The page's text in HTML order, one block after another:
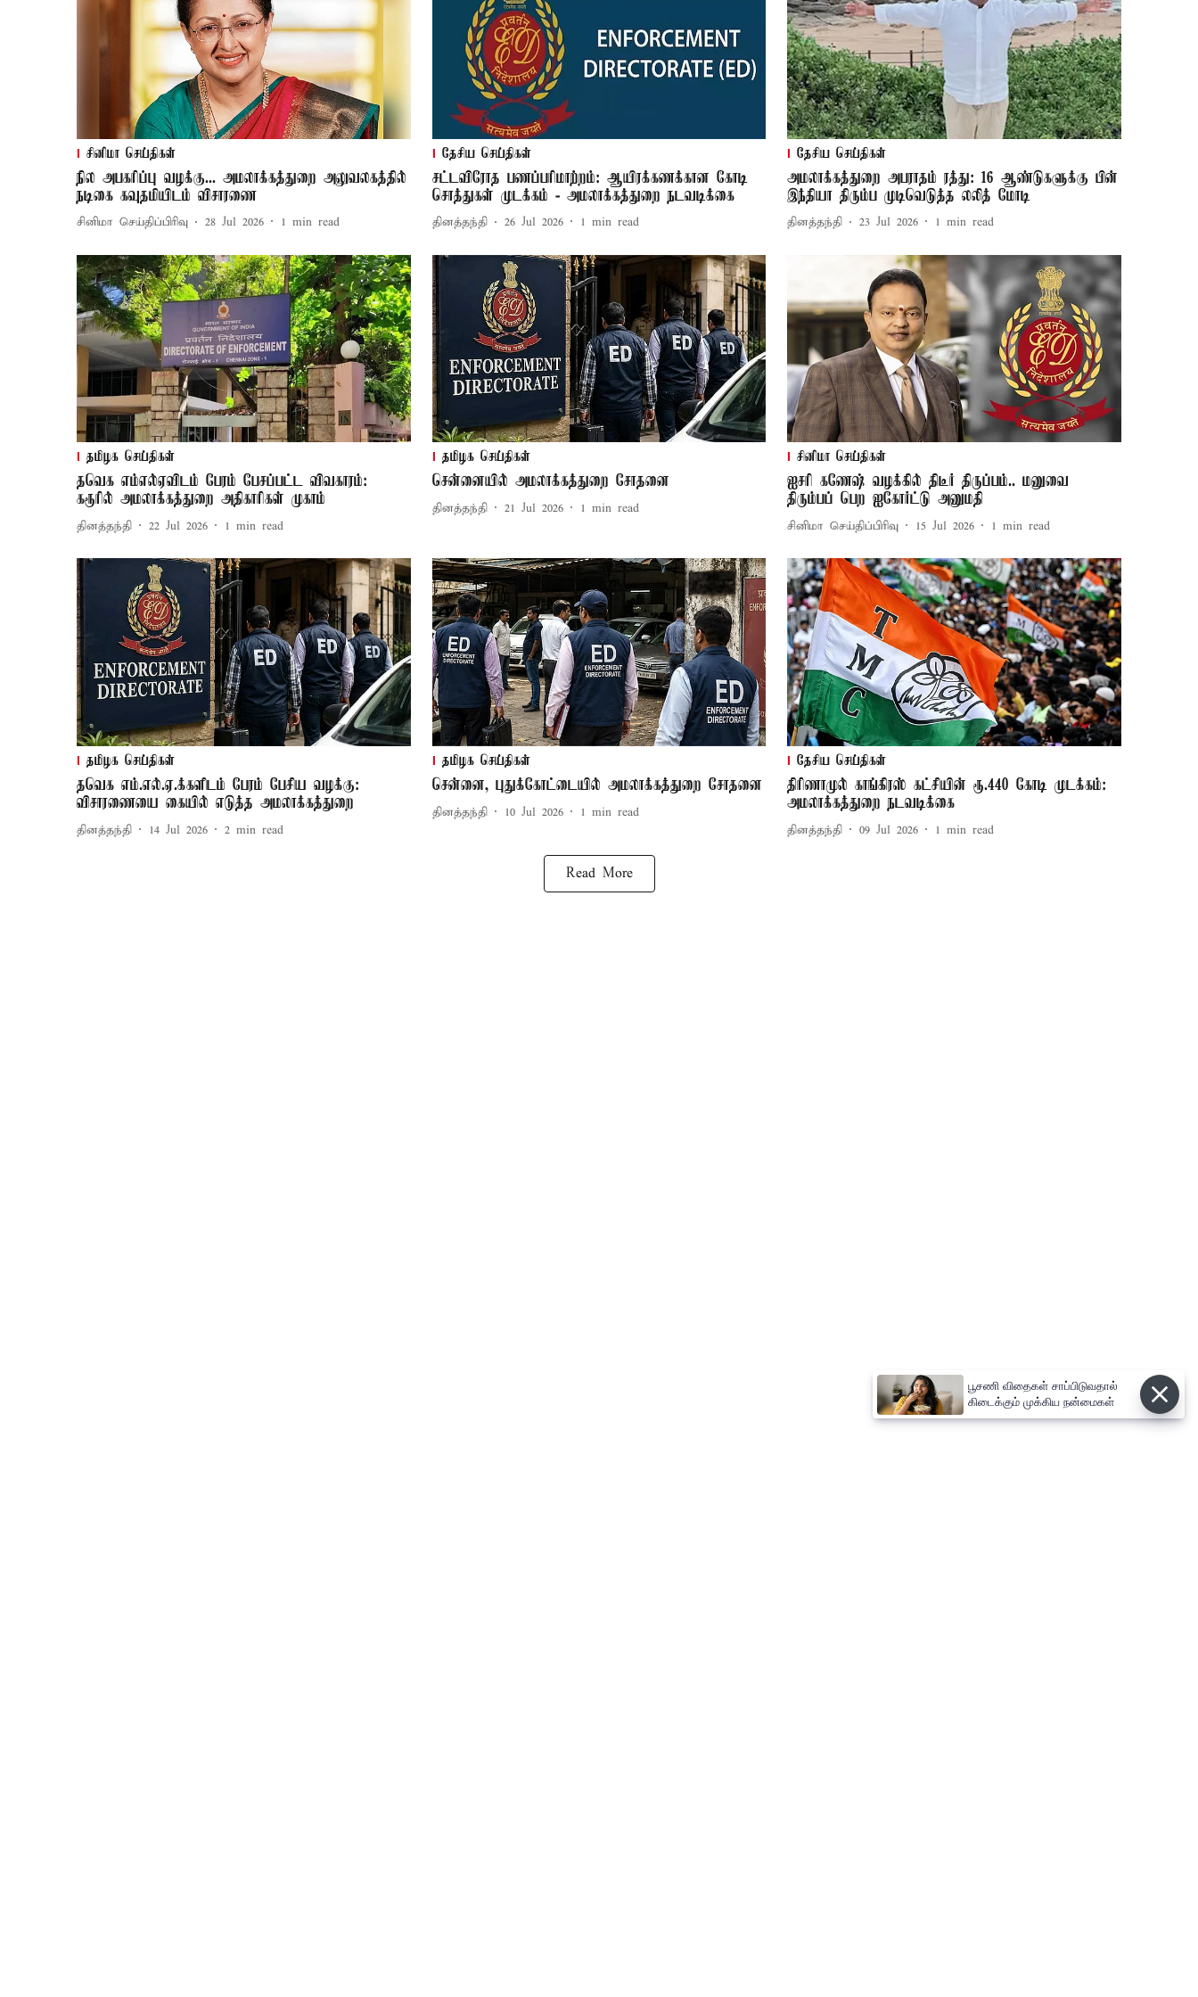
சினிமா செய்திகள்
நில அபகரிப்பு வழக்கு... அமலாக்கத்துறை அலுவலகத்தில்
நடிகை கவுதமியிடம் விசாரணை
சினிமா செய்திப்பிரிவு 28 Jul 2026 1 min read
தேசிய செய்திகள்
சட்டவிரோத பணப்பரிமாற்றம்: ஆயிரக்கணக்கான கோடி
சொத்துகள் முடக்கம் - அமலாக்கத்துறை நடவடிக்கை
தினத்தந்தி 26 Jul 2026 1 min read
தேசிய செய்திகள்
அமலாக்கத்துறை அபராதம் ரத்து: 16 ஆண்டுகளுக்கு பின்
இந்தியா திரும்ப முடிவெடுத்த லலித் மோடி
தினத்தந்தி 23 Jul 2026 1 min read
தமிழக செய்திகள்
தவெக எம்எல்ஏவிடம் பேரம் பேசப்பட்ட விவகாரம்:
கரூரில் அமலாக்கத்துறை அதிகாரிகள் முகாம்
தினத்தந்தி 22 Jul 2026 1 min read
தமிழக செய்திகள்
சென்னையில் அமலாக்கத்துறை சோதனை
தினத்தந்தி 21 Jul 2026 1 min read
சினிமா செய்திகள்
ஐசரி கணேஷ் வழக்கில் திடீர் திருப்பம்.. மனுவை
திரும்பப் பெற ஐகோர்ட்டு அனுமதி
சினிமா செய்திப்பிரிவு 15 Jul 2026 1 min read
தமிழக செய்திகள்
தவெக எம்.எல்.ஏ.க்களிடம் பேரம் பேசிய வழக்கு:
விசாரணையை கையில் எடுத்த அமலாக்கத்துறை
தினத்தந்தி 14 Jul 2026 2 min read
தமிழக செய்திகள்
சென்னை, புதுக்கோட்டையில் அமலாக்கத்துறை சோதனை
தினத்தந்தி 10 Jul 2026 1 min read
தேசிய செய்திகள்
திரிணாமுல் காங்கிரஸ் கட்சியின் ரூ.440 கோடி முடக்கம்:
அமலாக்கத்துறை நடவடிக்கை
தினத்தந்தி 09 Jul 2026 1 min read
Read More
பூசணி விதைகள் சாப்பிடுவதால்
கிடைக்கும் முக்கிய நன்மைகள்